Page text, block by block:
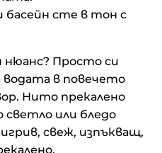
басейн сте в тон с
нюанс? Просто си
в повечето
Нито прекалено
или бледо
свеж, изпъкващ,